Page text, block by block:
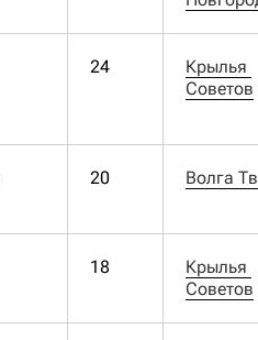
24
Крылья
Советов
20 Волга
18
Крылья
Советов